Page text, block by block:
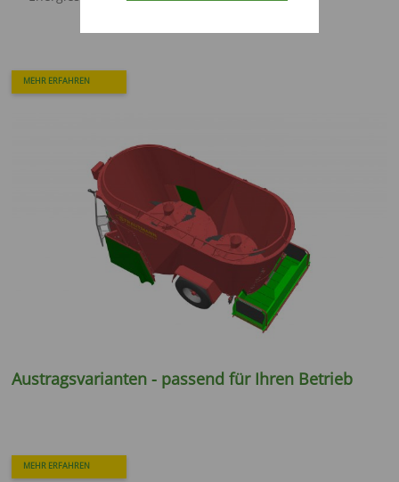
MEHR ERFAHREN
Austragsvarianten - passend für Ihren Betrieb
MEHR ERFAHREN